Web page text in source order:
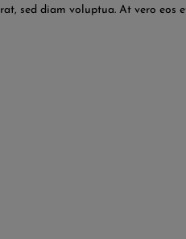
sed diam voluptua. At vero eos